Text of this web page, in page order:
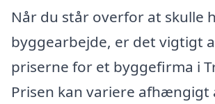
Når du står overfor at skulle
byggearbejde, er det vigtigt
priserne for et byggefirma i
Prisen kan variere afhængigt